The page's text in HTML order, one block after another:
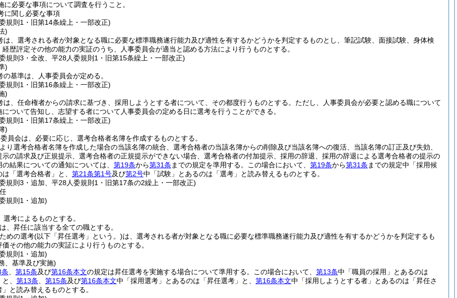
に必要な事項について調査を行うこと。
に関し必要な事項
規則1・旧第14条繰上・一部改正)
)
は、選考される者が対象となる職に必要な標準職務遂行能力及び適性を有するかどうかを判定するものとし、筆記試験、面接試験、身体検
歴評定その他の能力の実証のうち、人事委員会が適当と認める方法により行うものとする。
規則3・全改、平28人委規則1・旧第15条繰上・一部改正)
)
の基準は、人事委員会が定める。
規則1・旧第16条繰上・一部改正)
)
は、任命権者からの請求に基づき、採用しようとする者について、その都度行うものとする。 ただし、人事委員会が必要と認める職について
について告知し、志望する者について人事委員会の定める日に選考を行うことができる。
規則1・旧第17条繰上・一部改正)
)
委員会は、必要に応じ、選考合格者名簿を作成するものとする。
り選考合格者名簿を作成した場合の当該名簿の統合、選考合格者の当該名簿からの削除及び当該名簿への復活、当該名簿の訂正及び失効、
示の請求及び正規提示、選考合格者の正規提示ができない場合、選考合格者の付加提示、採用の辞退、採用の辞退による選考合格者の提示の
結果についての通知については、 第19条から第31条 までの規定を準用する。 この場合において、 第19条から第31条 までの規定中「採用候
「選考合格者」と、 第21条第1号及び第2号中「試験」とあるのは「選考」と読み替えるものとする。
規則3・追加、平28人委規則1・旧第17条の2繰上・一部改正)
規則1・追加)
選考によるものとする。
、昇任に該当する全ての職とする。
めの選考(以下「昇任選考」という。)は、選考される者が対象となる職に必要な標準職務遂行能力及び適性を有するかどうかを判定するも
その他の能力の実証により行うものとする。
規則1・追加)
、基準及び実施)
第15条及び第16条本文の規定は昇任選考を実施する場合について準用する。 この場合において、 第13条中「職員の採用」とあるのは
、 第13条 第15条及び第16条本文中「採用選考」とあるのは「昇任選考」と、 第16条本文中「採用しようとする者」とあるのは「昇任さ
と読み替えるものとする。